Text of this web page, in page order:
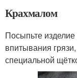
Крахмалом
Посыпьте
впитывания
специальной